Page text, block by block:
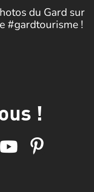
du Gard sur
#gardtourisme !
!